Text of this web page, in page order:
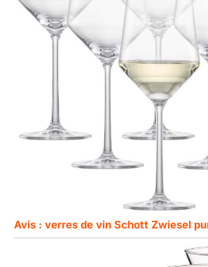
Avis : verres de vin Schott Zwiesel